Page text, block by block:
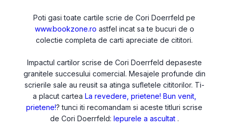
Poti gasi toate cartile scrie de Cori Doerrfeld pe
www.bookzone.ro astfel incat sa te bucuri de o
colectie completa de carti apreciate de cititori.
Impactul cartilor scrise de Cori Doerrfeld depaseste
granitele succesului comercial. Mesajele profunde din
scrierile sale au reusit sa atinga sufletele cititorilor. Ti-
a placut cartea La revedere, prietene! Bun venit,
prietene!? tunci iti recomandam si aceste titluri scrise
de Cori Doerrfeld: Iepurele a ascultat .